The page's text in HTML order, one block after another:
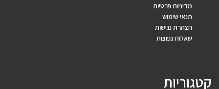
מדיניות פרטיות
תנאי שימוש
הצהרת נגישות
שאלות נפוצות
קטגוריות